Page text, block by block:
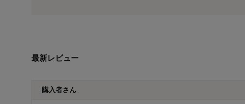
最新レビュー
購入者さん